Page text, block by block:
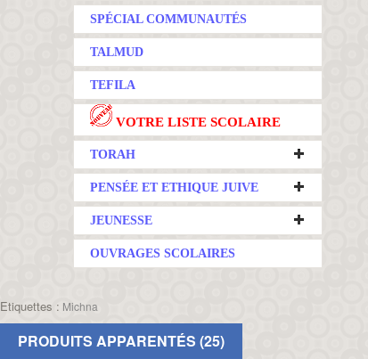
SPÉCIAL COMMUNAUTÉS
TALMUD
TEFILA
VOTRE LISTE SCOLAIRE
TORAH
PENSÉE ET ETHIQUE JUIVE
JEUNESSE
OUVRAGES SCOLAIRES
Etiquettes : Michna
PRODUITS APPARENTÉS (25)